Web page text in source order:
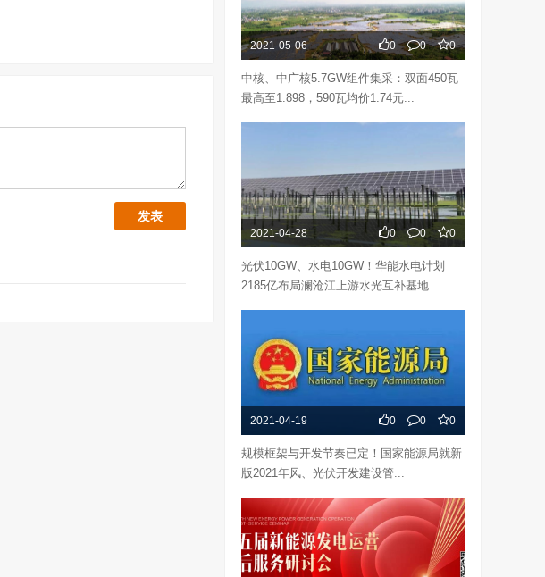
2021-05-06 0 0 0
中核、中广核5.7GW组件集采：双面450瓦
最高至1.898，590瓦均价1.74元...
2021-04-28 0 0 0
光伏10GW、水电10GW！华能水电计划
2185亿布局澜沧江上游水光互补基地...
2021-04-19 0 0 0
规模框架与开发节奏已定！国家能源局就新
版2021年风、光伏开发建设管...